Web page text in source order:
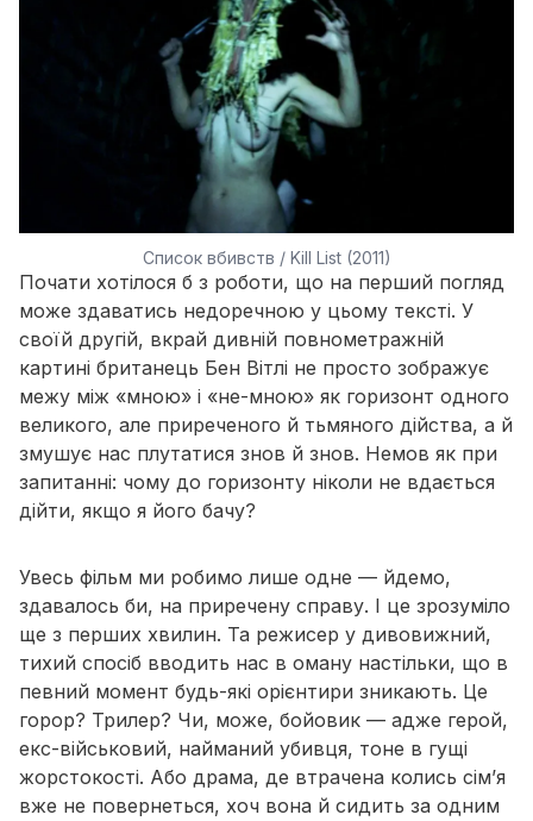
Список вбивств / Kill List (2011)
Почати хотілося б з роботи, що на перший погляд
може здаватись недоречною у цьому тексті. У
своїй другій, вкрай дивній повнометражній
картині британець Бен Вітлі не просто зображує
межу між «мною» і «не-мною» як горизонт одного
великого, але приреченого й тьмяного дійства, а й
змушує нас плутатися знов й знов. Немов як при
запитанні: чому до горизонту ніколи не вдається
дійти, якщо я його бачу?
Увесь фільм ми робимо лише одне — йдемо,
здавалось би, на приречену справу. І це зрозуміло
ще з перших хвилин. Та режисер у дивовижний,
тихий спосіб вводить нас в оману настільки, що в
певний момент будь-які орієнтири зникають. Це
горор? Трилер? Чи, може, бойовик — адже герой,
екс-військовий, найманий убивця, тоне в гущі
жорстокості. Або драма, де втрачена колись сім’я
вже не повернеться, хоч вона й сидить за одним